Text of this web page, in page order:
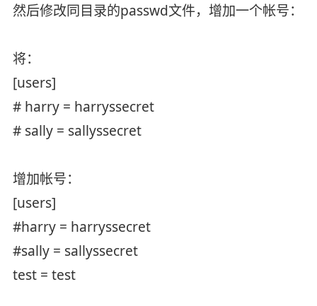
然后修改同目录的passwd文件，增加一个帐号：
将：
[users]
# harry = harryssecret
# sally = sallyssecret
增加帐号：
[users]
#harry = harryssecret
#sally = sallyssecret
test = test